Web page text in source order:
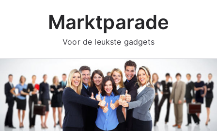
Marktparade
Voor de leukste gadgets